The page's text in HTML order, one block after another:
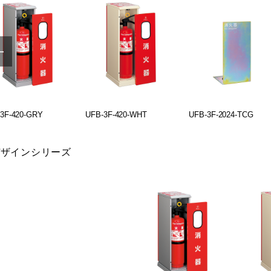
420-GRY UFB-3F-420-WHT UFB-3F-2024-TCG
インシリーズ